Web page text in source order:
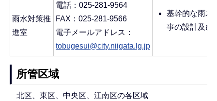
雨水対策推
進室
電話：025-281-9564
FAX：025-281-9566
電子メールアドレス：
tobugesui@city.niigata.lg.jp
基幹的な雨水
事の設計及び
所管区域
北区、東区、中央区、江南区の各区域